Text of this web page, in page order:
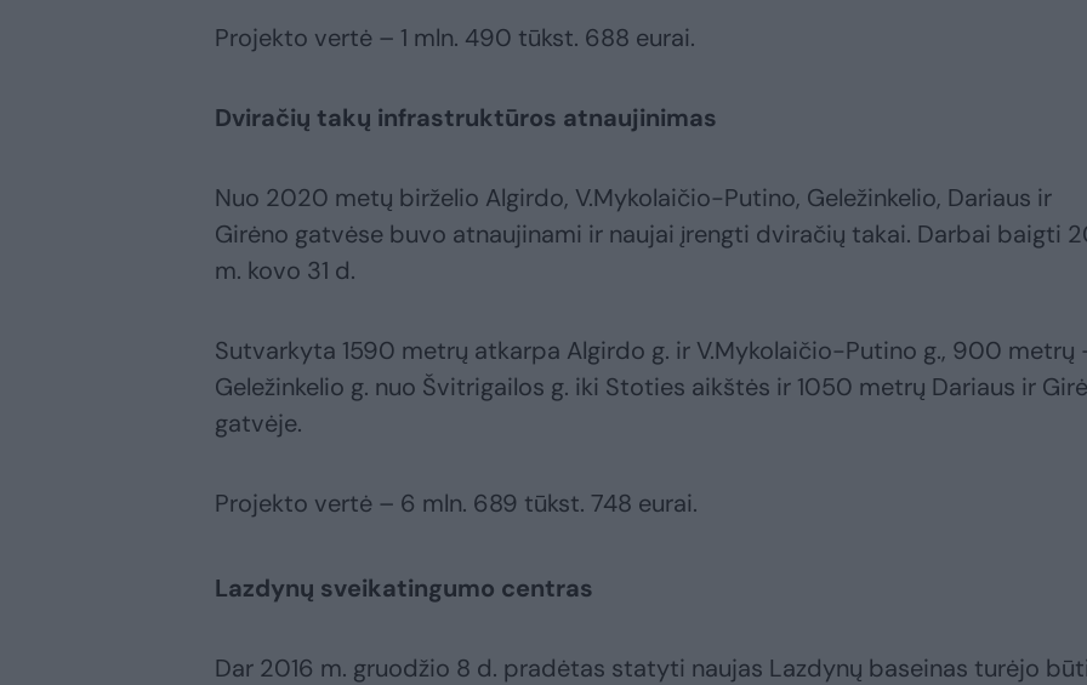
Projekto vertė – 1 mln. 490 tūkst. 688 eurai.
Dviračių takų infrastruktūros atnaujinimas
Nuo 2020 metų birželio Algirdo, V.Mykolaičio-Putino, Geležinkelio, Dariaus ir
Girėno gatvėse buvo atnaujinami ir naujai įrengti dviračių takai. Darbai baigti
m. kovo 31 d.
Sutvarkyta 1590 metrų atkarpa Algirdo g. ir V.Mykolaičio-Putino g., 900 metrų
Geležinkelio g. nuo Švitrigailos g. iki Stoties aikštės ir 1050 metrų Dariaus ir
gatvėje.
Projekto vertė – 6 mln. 689 tūkst. 748 eurai.
Lazdynų sveikatingumo centras
Dar 2016 m. gruodžio 8 d. pradėtas statyti naujas Lazdynų baseinas turėjo